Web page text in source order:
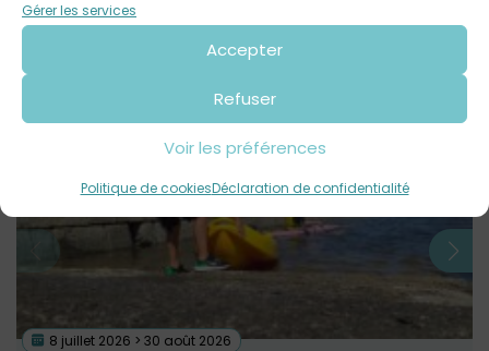
Gérer les services
Accepter
Refuser
Voir les préférences
Politique de cookiesDéclaration de confidentialité
Contact : 02 56 31 28 15
Autres événementsà venir
8 juillet 2026 > 30 août 2026